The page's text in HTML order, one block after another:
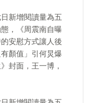
新增閱讀量為五
，《周震南自曝
安慰方式讓人後
顏值」引何炅爆
封面，王一博，